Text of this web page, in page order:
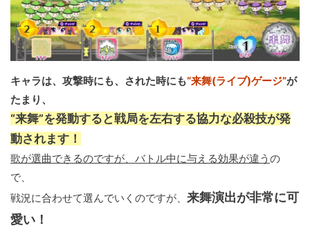
キャラは、攻撃時にも、された時にも“来舞(ライブ)ゲージ”が
たまり、
“来舞”を発動すると戦局を左右する協力な必殺技が発
動されます！
歌が選曲できるのですが、バトル中に与える効果が違う の
で、
戦況に合わせて選んでいくのですが、 来舞演出が非常に可
愛い！